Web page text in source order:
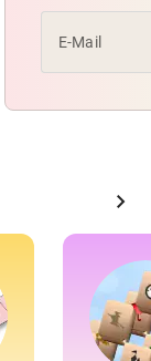
E-Mail
chevron_right